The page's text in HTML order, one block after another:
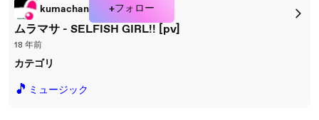
kumachan +フォロー
ムラマサ - SELFISH GIRL!! [pv]
18 年前
カテゴリ
🎵 ミュージック